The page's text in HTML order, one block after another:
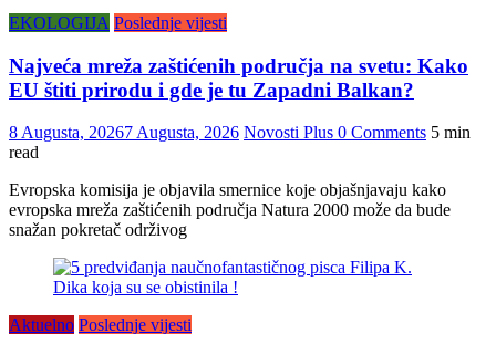
EKOLOGIJA Poslednje vijesti
Najveća mreža zaštićenih područja na svetu: Kako
EU štiti prirodu i gde je tu Zapadni Balkan?
8 Augusta, 20267 Augusta, 2026 Novosti Plus 0 Comments 5 min
read
Evropska komisija je objavila smernice koje objašnjavaju kako
evropska mreža zaštićenih područja Natura 2000 može da bude
snažan pokretač održivog
Aktuelno Poslednje vijesti